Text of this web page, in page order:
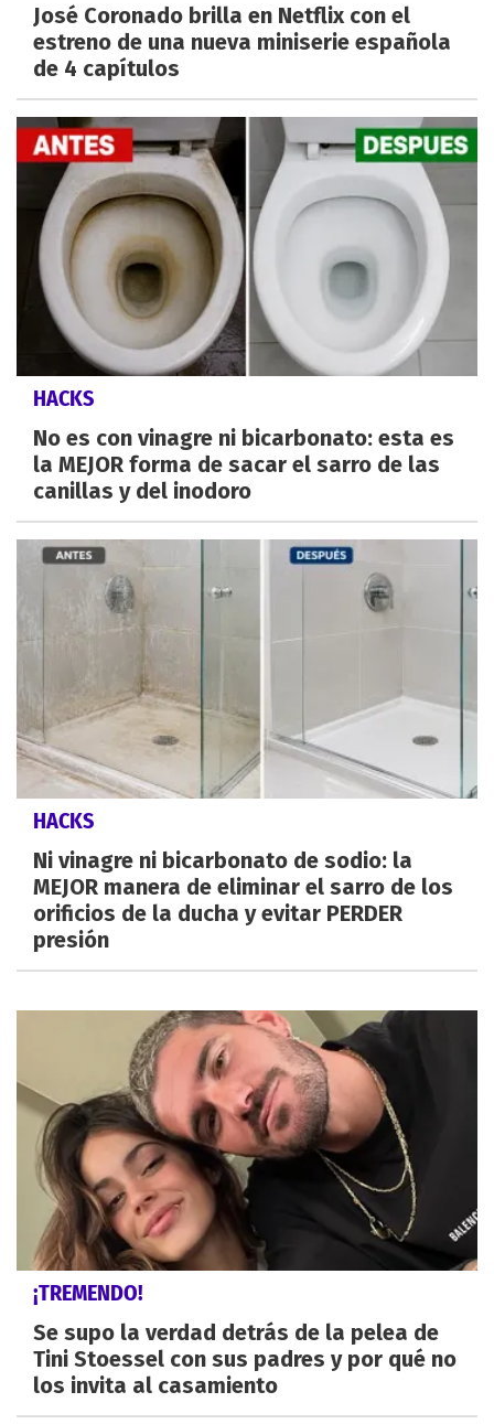
José Coronado brilla en Netflix con el
estreno de una nueva miniserie española
de 4 capítulos
HACKS
No es con vinagre ni bicarbonato: esta es
la MEJOR forma de sacar el sarro de las
canillas y del inodoro
HACKS
Ni vinagre ni bicarbonato de sodio: la
MEJOR manera de eliminar el sarro de los
orificios de la ducha y evitar PERDER
presión
¡TREMENDO!
Se supo la verdad detrás de la pelea de
Tini Stoessel con sus padres y por qué no
los invita al casamiento